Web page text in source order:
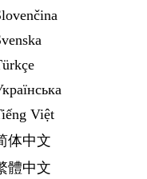
Việt
体中文
體中文